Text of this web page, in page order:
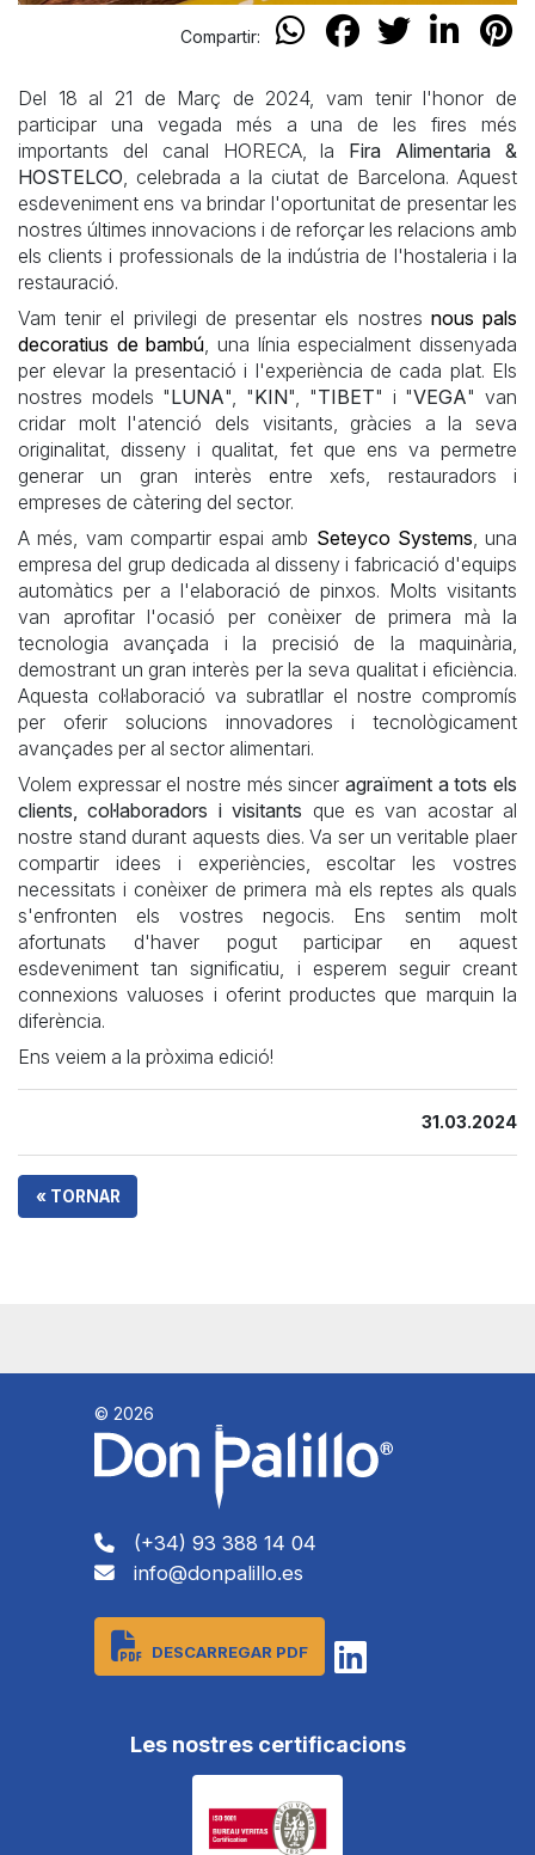
Compartir:
Del 18 al 21 de Març de 2024, vam tenir l'honor de
participar una vegada més a una de les fires més
importants del canal HORECA, la Fira Alimentaria &
HOSTELCO, celebrada a la ciutat de Barcelona. Aquest
esdeveniment ens va brindar l'oportunitat de presentar les
nostres últimes innovacions i de reforçar les relacions amb
els clients i professionals de la indústria de l'hostaleria i la
restauració.
Vam tenir el privilegi de presentar els nostres nous pals
decoratius de bambú, una línia especialment dissenyada
per elevar la presentació i l'experiència de cada plat. Els
nostres models "LUNA", "KIN", "TIBET" i "VEGA" van
cridar molt l'atenció dels visitants, gràcies a la seva
originalitat, disseny i qualitat, fet que ens va permetre
generar un gran interès entre xefs, restauradors i
empreses de càtering del sector.
A més, vam compartir espai amb Seteyco Systems, una
empresa del grup dedicada al disseny i fabricació d'equips
automàtics per a l'elaboració de pinxos. Molts visitants
van aprofitar l'ocasió per conèixer de primera mà la
tecnologia avançada i la precisió de la maquinària,
demostrant un gran interès per la seva qualitat i eficiència.
Aquesta col·laboració va subratllar el nostre compromís
per oferir solucions innovadores i tecnològicament
avançades per al sector alimentari.
Volem expressar el nostre més sincer agraïment a tots els
clients, col·laboradors i visitants que es van acostar al
nostre stand durant aquests dies. Va ser un veritable plaer
compartir idees i experiències, escoltar les vostres
necessitats i conèixer de primera mà els reptes als quals
s'enfronten els vostres negocis. Ens sentim molt
afortunats d'haver pogut participar en aquest
esdeveniment tan significatiu, i esperem seguir creant
connexions valuoses i oferint productes que marquin la
diferència.
Ens veiem a la pròxima edició!
31.03.2024
« TORNAR
© 2026
(+34) 93 388 14 04
info@donpalillo.es
DESCARREGAR PDF
Les nostres certificacions